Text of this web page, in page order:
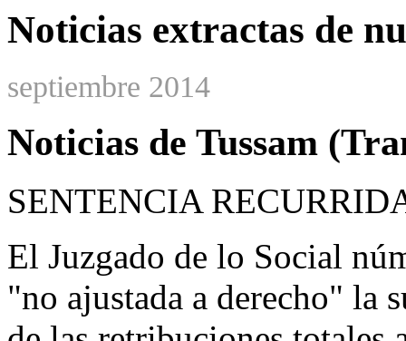
Noticias extractas de
septiembre 2014
Noticias de Tussam
SENTENCIA
El Juzgado de lo Social
"no ajustada a derecho" la